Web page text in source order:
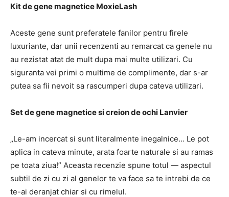
Kit de gene magnetice MoxieLash
Aceste gene sunt preferatele fanilor pentru firele
luxuriante, dar unii recenzenti au remarcat ca genele nu
au rezistat atat de mult dupa mai multe utilizari. Cu
siguranta vei primi o multime de complimente, dar s-ar
putea sa fii nevoit sa rascumperi dupa cateva utilizari.
Set de gene magnetice si creion de ochi Lanvier
„Le-am incercat si sunt literalmente inegalnice… Le pot
aplica in cateva minute, arata foarte naturale si au ramas
pe toata ziua!” Aceasta recenzie spune totul — aspectul
subtil de zi cu zi al genelor te va face sa te intrebi de ce
te-ai deranjat chiar si cu rimelul.